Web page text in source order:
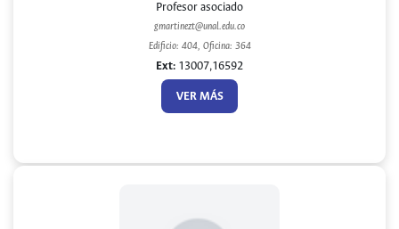
Profesor asociado
gmartinezt@unal.edu.co
Edificio: 404, Oficina: 364
Ext: 13007,16592
VER MÁS